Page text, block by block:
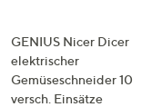
GENIUS Nicer Dicer
elektrischer
Gemüseschneider 10
versch. Einsätze